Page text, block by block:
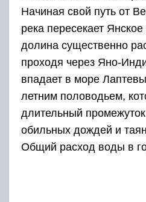
Начиная свой путь от
река пересекает
долина существенно
проходя через Яно-
впадает в море
летним половодьем,
длительный
обильных дождей и
Общий расход воды в